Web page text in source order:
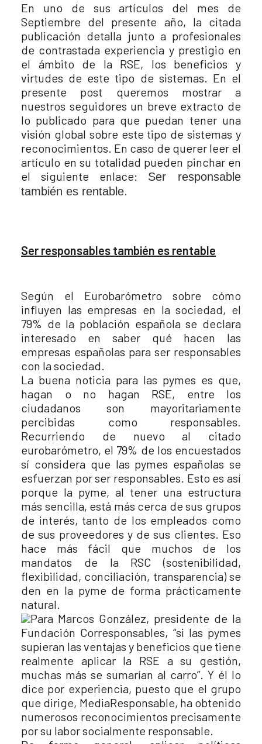
En uno de sus artículos del mes de
Septiembre del presente año, la citada
publicación detalla junto a profesionales
de contrastada experiencia y prestigio en
el ámbito de la RSE, los beneficios y
virtudes de este tipo de sistemas. En el
presente post queremos mostrar a
nuestros seguidores un breve extracto de
lo publicado para que puedan tener una
visión global sobre este tipo de sistemas y
reconocimientos. En caso de querer leer el
artículo en su totalidad pueden pinchar en
el siguiente enlace: Ser responsable
también es rentable.
Ser responsables también es rentable
Según el Eurobarómetro sobre cómo
influyen las empresas en la sociedad, el
79% de la población española se declara
interesado en saber qué hacen las
empresas españolas para ser responsables
con la sociedad.
La buena noticia para las pymes es que,
hagan o no hagan RSE, entre los
ciudadanos son mayoritariamente
percibidas como responsables.
Recurriendo de nuevo al citado
eurobarómetro, el 79% de los encuestados
sí considera que las pymes españolas se
esfuerzan por ser responsables. Esto es así
porque la pyme, al tener una estructura
más sencilla, está más cerca de sus grupos
de interés, tanto de los empleados como
de sus proveedores y de sus clientes. Eso
hace más fácil que muchos de los
mandatos de la RSC (sostenibilidad,
flexibilidad, conciliación, transparencia) se
den en la pyme de forma prácticamente
natural.
Para Marcos González, presidente de la
Fundación Corresponsables, “si las pymes
supieran las ventajas y beneficios que tiene
realmente aplicar la RSE a su gestión,
muchas más se sumarían al carro”. Y él lo
dice por experiencia, puesto que el grupo
que dirige, MediaResponsable, ha obtenido
numerosos reconocimientos precisamente
por su labor socialmente responsable.